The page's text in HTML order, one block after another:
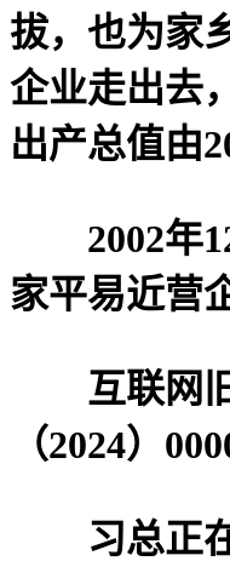
拔，也为家
企业走出去
出产总值由
2002年12
家平易近营
互联网旧
（2024）
习总正在